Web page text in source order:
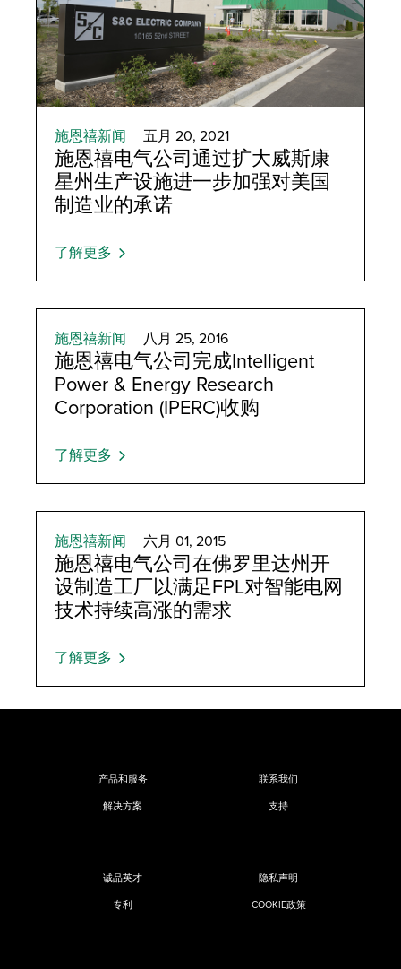
施恩禧新闻 五月 20, 2021
施恩禧电气公司通过扩大威斯康
星州生产设施进一步加强对美国
制造业的承诺
了解更多
施恩禧新闻 八月 25, 2016
施恩禧电气公司完成Intelligent
Power & Energy Research
Corporation (IPERC)收购
了解更多
施恩禧新闻 六月 01, 2015
施恩禧电气公司在佛罗里达州开
设制造工厂以满足FPL对智能电网
技术持续高涨的需求
了解更多
产品和服务
解决方案
联系我们
支持
诚品英才
专利
隐私声明
COOKIE政策